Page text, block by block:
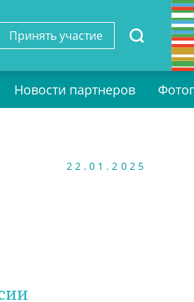
Принять участие
Новости партнеров
22.01.2025